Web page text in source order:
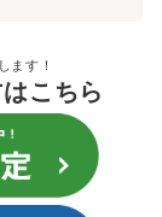
ます！
こちら